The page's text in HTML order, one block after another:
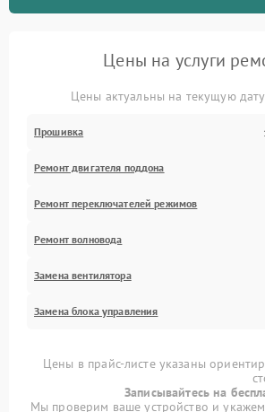
Цены на услуги
Цены актуальны на текущую
Прошивка
Ремонт двигателя поддона
Ремонт переключателей режимов
Ремонт волновода
Замена вентилятора
Замена блока управления
Цены в прайс-листе указаны
Записывайтесь на
Мы проверим ваше устройство и